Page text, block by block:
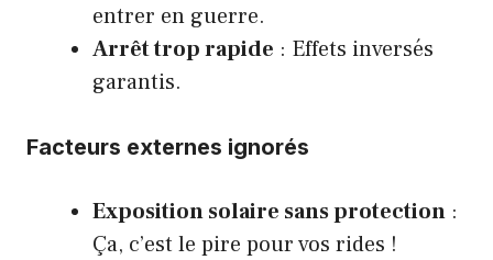
entrer en guerre.
Arrêt trop rapide : Effets inversés
garantis.
Facteurs externes ignorés
Exposition solaire sans protection :
Ça, c’est le pire pour vos rides !